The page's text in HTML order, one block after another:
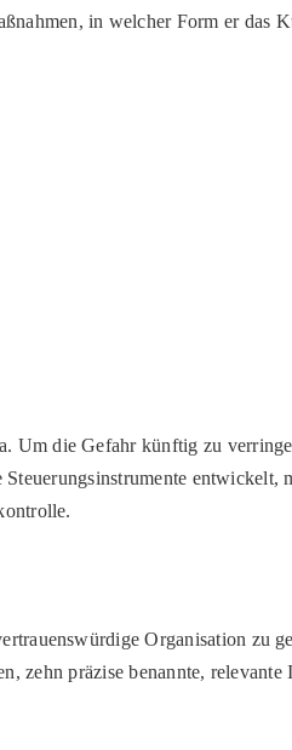
in welcher Form er das
Um die Gefahr künftig zu
entwickelt,
Organisation zu
zehn präzise benannte, relevante